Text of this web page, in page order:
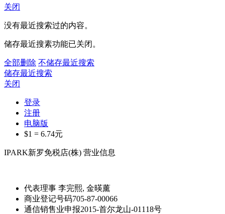
关闭
没有最近搜索过的内容。
储存最近搜素功能已关闭。
全部删除 不储存最近搜索
储存最近搜索
关闭
登录
注册
电脑版
$1 = 6.74元
IPARK新罗免税店(株) 营业信息
代表理事 李完熙, 金暎薰
商业登记号码705-87-00066
通信销售业申报2015-首尔龙山-01118号